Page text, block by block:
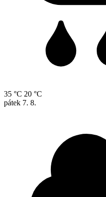
35 °C 20 °C
pátek 7. 8.